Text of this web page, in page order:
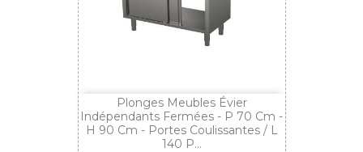
Plonges Meubles Évier
Indépendants Fermées - P 70 Cm -
H 90 Cm - Portes Coulissantes / L
140 P...